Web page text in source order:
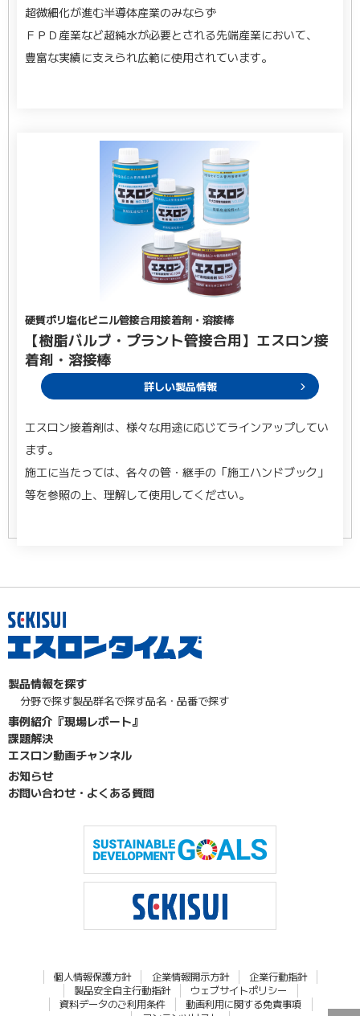
超微細化が進む半導体産業のみならず
ＦＰＤ産業など超純水が必要とされる先端産業において、
豊富な実績に支えられ広範に使用されています。
硬質ポリ塩化ビニル管接合用接着剤・溶接棒
【樹脂バルブ・プラント管接合用】エスロン接
着剤・溶接棒
詳しい製品情報
エスロン接着剤は、様々な用途に応じてラインアップしてい
ます。
施工に当たっては、各々の管・継手の「施工ハンドブック」
等を参照の上、理解して使用してください。
製品情報を探す
分野で探す製品群名で探す品名・品番で探す
事例紹介『現場レポート』
課題解決
エスロン動画チャンネル
お知らせ
お問い合わせ・よくある質問
個人情報保護方針 企業情報開示方針
企業行動指針
製品安全自主行動指針
ウェブサイトポリシー
資料データのご利用条件
動画利用に関する免責事項